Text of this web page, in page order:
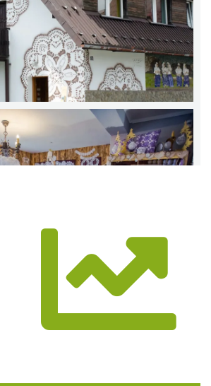
Trasa